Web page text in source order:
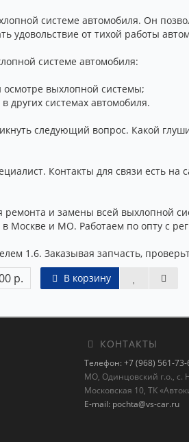
системе автомобиля. Он
удовольствие от тихой работы
системе автомобиля:
осмотре выхлопной системы;
других системах автомобиля.
следующий вопрос. Какой
Контакты для связи есть на
и замены всей выхлопной
Москве и МО. Работаем по опту с
1.6. Заказывая запчасть,
р. В корзину
КОНТАКТЫ
Телефон: +7 (968) 561-73-
МО, Одинцовский г.о., с.
Московская 10, ТК
E-mail: pochta@vs-car.ru